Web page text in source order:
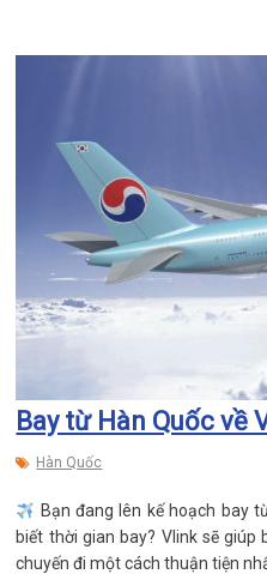
Bay từ Hàn Quốc về
Hàn Quốc
Bạn đang lên kế hoạch bay
biết thời gian bay? Vlink sẽ giúp
chuyến đi một cách thuận tiện